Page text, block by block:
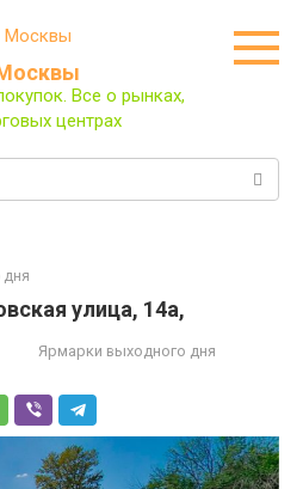
Все о рынках,
центрах
дня
улица, 14а,
Ярмарки выходного дня